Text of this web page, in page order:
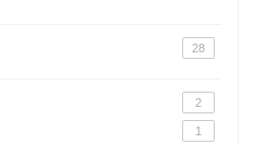
28
2
1